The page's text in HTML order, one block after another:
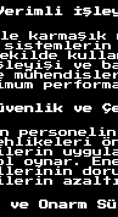
ve
ve
oynar.
doru
ve Onarm